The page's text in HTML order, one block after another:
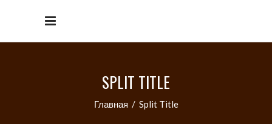
SPLIT TITLE
Главная / Split Title